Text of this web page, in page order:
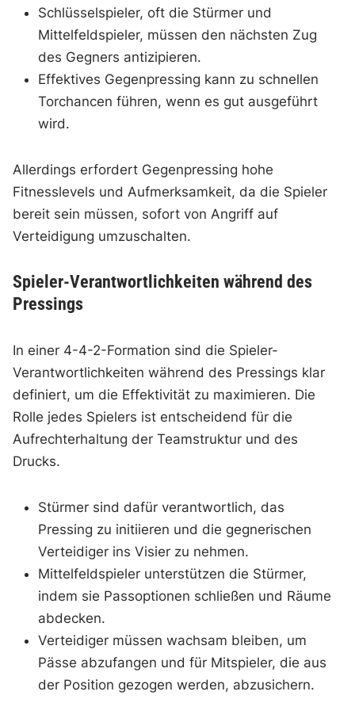
Schlüsselspieler, oft die Stürmer und
Mittelfeldspieler, müssen den nächsten Zug
des Gegners antizipieren.
Effektives Gegenpressing kann zu schnellen
Torchancen führen, wenn es gut ausgeführt
wird.
Allerdings erfordert Gegenpressing hohe
Fitnesslevels und Aufmerksamkeit, da die Spieler
bereit sein müssen, sofort von Angriff auf
Verteidigung umzuschalten.
Spieler-Verantwortlichkeiten während des
Pressings
In einer 4-4-2-Formation sind die Spieler-
Verantwortlichkeiten während des Pressings klar
definiert, um die Effektivität zu maximieren. Die
Rolle jedes Spielers ist entscheidend für die
Aufrechterhaltung der Teamstruktur und des
Drucks.
Stürmer sind dafür verantwortlich, das
Pressing zu initiieren und die gegnerischen
Verteidiger ins Visier zu nehmen.
Mittelfeldspieler unterstützen die Stürmer,
indem sie Passoptionen schließen und Räume
abdecken.
Verteidiger müssen wachsam bleiben, um
Pässe abzufangen und für Mitspieler, die aus
der Position gezogen werden, abzusichern.